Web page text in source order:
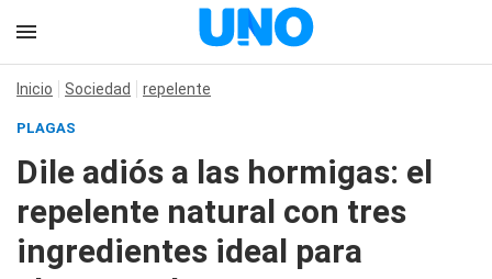
Inicio Sociedad repelente
PLAGAS
Dile adiós a las hormigas: el
repelente natural con tres
ingredientes ideal para